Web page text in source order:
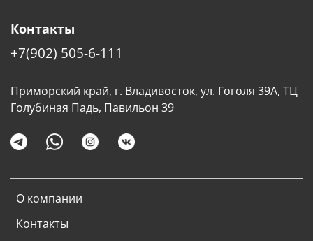
О компании
Контакты
Контакты
+7(902) 505-6-111
Приморский край, г. Владивосток, ул. Гоголя 39А, ТЦ
Голубиная Падь, Павильон 39